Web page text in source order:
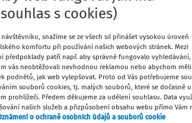
odstoupili předčasně
by mohli získat
spoření od
136 ze 153 přítomných
starobním důchodcům
konsolidačního balíčku,
s cookies)
návštěvníku, snažíme se ze všech sil přinášet vysokou úroveň
komfortu při používání našich webových stránek. Mezi
předpoklady patří např. aby správně fungovalo vyhledávání,
vás neobtěžovali nevhodnou reklamou nebo abychom měli
podnětů, jak web vylepšovat. Proto od Vás potřebujeme
souborů cookies, tj. malých souborů, které se dočasně
prohlížeči. Předem děkujeme za udělení souhlasu. Data
našich služeb a přizpůsobení obsahu webu přímo Vám
o ochraně osobních údajů a souborů cookie